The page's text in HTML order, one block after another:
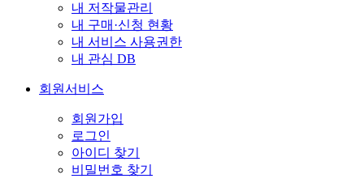
내 저작물관리
내 구매·신청 현황
내 서비스 사용권한
내 관심 DB
회원서비스
회원가입
로그인
아이디 찾기
비밀번호 찾기